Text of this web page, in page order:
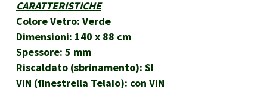
CARATTERISTICHE
Colore Vetro: Verde
Dimensioni: 140 x 88 cm
Spessore: 5 mm
Riscaldato (sbrinamento): SI
VIN (finestrella Telaio): con VIN